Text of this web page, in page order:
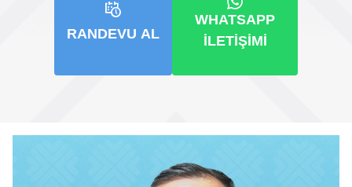
RANDEVU AL
WHATSAPP
İLETIŞIMI